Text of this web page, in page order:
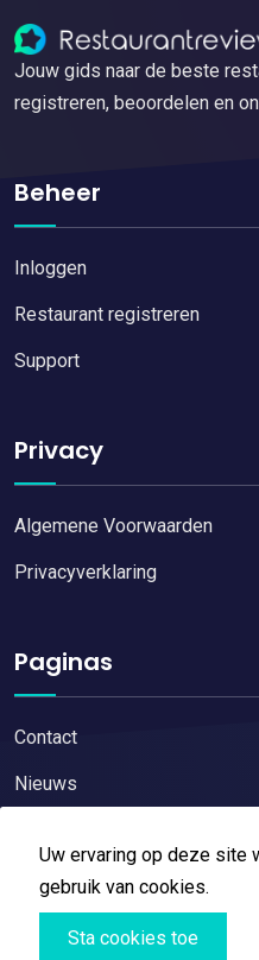
Uw ervaring op deze site
gebruik van cookies.
Sta cookies toe
Jouw gids naar de beste
registreren, beoordelen en
Beheer
Inloggen
Restaurant registreren
Support
Privacy
Algemene Voorwaarden
Privacyverklaring
Paginas
Contact
Nieuws